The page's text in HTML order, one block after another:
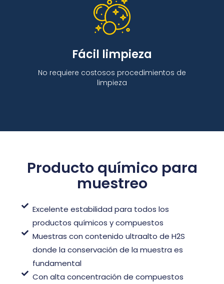
Fácil limpieza
No requiere costosos procedimientos de
limpieza
Producto químico para
muestreo
Excelente estabilidad para todos los
productos químicos y compuestos
Muestras con contenido ultraalto de H2S
donde la conservación de la muestra es
fundamental
Con alta concentración de compuestos